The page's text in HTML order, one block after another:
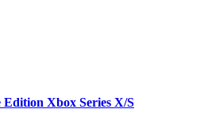
Xbox Series X/S